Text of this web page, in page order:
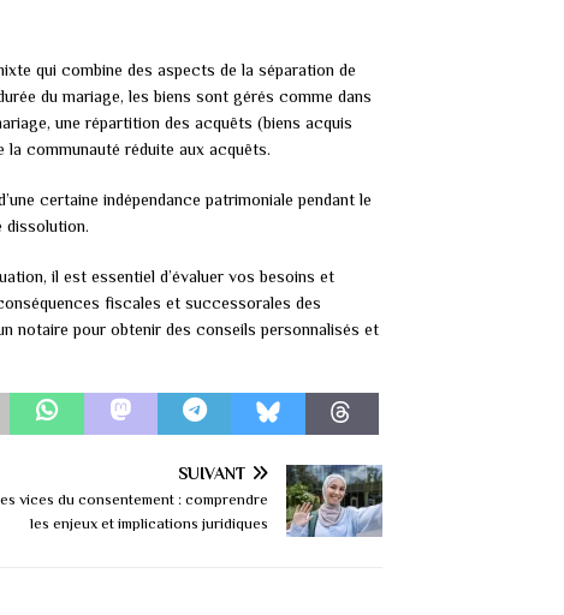
qui combine des aspects de la séparation de
du mariage, les biens sont gérés comme dans
une répartition des acquêts (biens acquis
communauté réduite aux acquêts.
certaine indépendance patrimoniale pendant le
dissolution.
il est essentiel d’évaluer vos besoins et
fiscales et successorales des
notaire pour obtenir des conseils personnalisés et
SUIVANT
vices du consentement : comprendre
les enjeux et implications juridiques